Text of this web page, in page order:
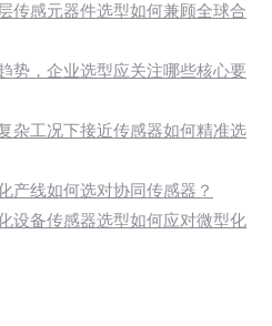
传感元器件选型如何兼顾全球合
势，企业选型应关注哪些核心要
杂工况下接近传感器如何精准选
产线如何选对协同传感器？
设备传感器选型如何应对微型化